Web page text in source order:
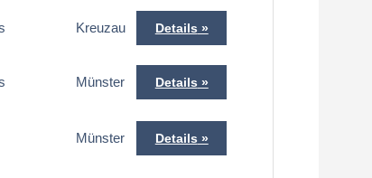
Kreuzau Details
Münster Details
Münster Details